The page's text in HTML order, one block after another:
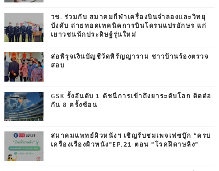
วช. ร่วมกับ สมาคมกีฬาเครื่องบินจำลองและวิทยุ
บังคับ ถ่ายทอดเทคนิคการบินโดรนแปรอักษร แก่
เยาวชนนักประดิษฐ์รุ่นใหม่
ส่อพิรุจเงินบัญชีวัดหิรัญญาราม ชาวบ้านร้องตรวจ
สอบ
GSK รั้งอันดับ 1 ดัชนีการเข้าถึงยาระดับโลก ติดต่อ
กัน 8 ครั้งซ้อน
สมาคมแพทย์ผิวหนังฯ เชิญรับชมเพจเฟซบุ๊ก “ครบ
เครื่องเรื่องผิวหนัง”EP.21 ตอน “โรคฝีดาษลิง”